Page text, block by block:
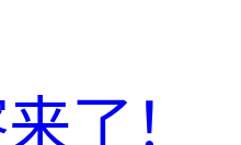
了！